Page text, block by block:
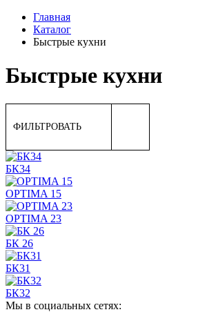
Главная
Каталог
Быстрые кухни
Быстрые кухни
ФИЛЬТРОВАТЬ
БК34
OPTIMA 15
OPTIMA 23
БК 26
БК31
БК32
Мы в социальных сетях: